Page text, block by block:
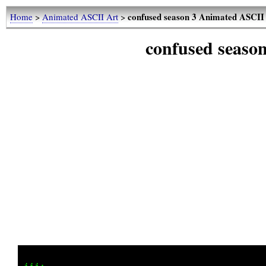
Home>Animated ASCII Art>confused season 3 Animated
confused